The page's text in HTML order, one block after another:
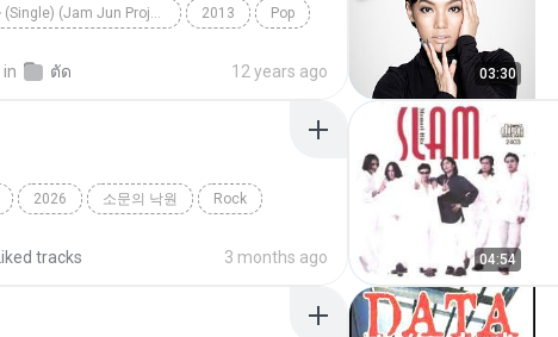
��� (Single) (Jam Jun Project 2013 Pop
in ตัด 12 years ago 03:30
2026 소문의 낙원 Rock
Liked tracks 3 months ago 04:54